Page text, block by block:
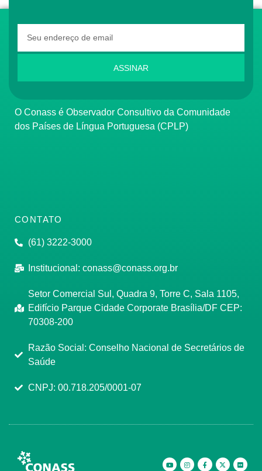
ASSINAR
O Conass é Observador Consultivo da Comunidade
dos Países de Língua Portuguesa (CPLP)
CONTATO
(61) 3222-3000
Institucional: conass@conass.org.br
Setor Comercial Sul, Quadra 9, Torre C, Sala 1105,
Edifício Parque Cidade Corporate Brasília/DF CEP:
70308-200
Razão Social: Conselho Nacional de Secretários de
Saúde
CNPJ: 00.718.205/0001-07